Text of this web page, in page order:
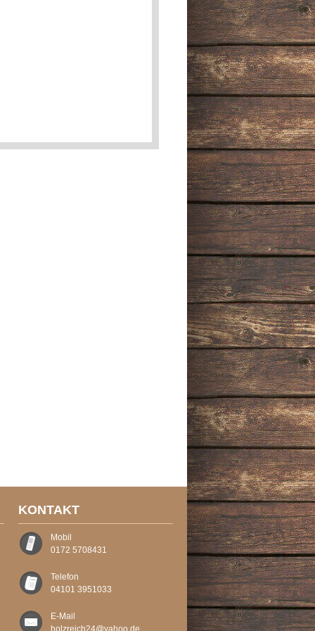
KONTAKT
Mobil
0172 5708431
Telefon
04101 3951033
E-Mail
holzreich24@yahoo.de